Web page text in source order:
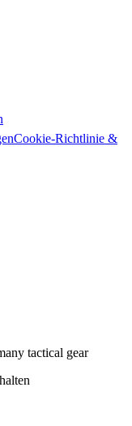
Cookie-Richtlinie &